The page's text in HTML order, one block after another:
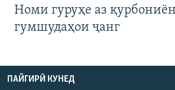
Номи гуруҳе аз
гумшудаҳои ҷанг
ПАЙГИРӢ КУНЕД